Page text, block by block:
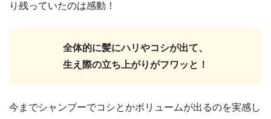
り残っていたのは感動！
全体的に髪にハリやコシが出て、
生え際の立ち上がりがフワッと！
今までシャンプーでコシとかボリュームが出るのを実感し